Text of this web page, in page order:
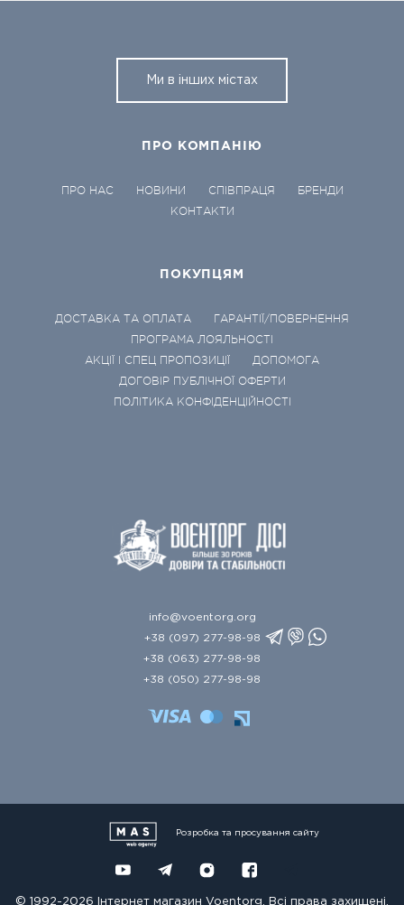
Ми в інших містах
ПРО КОМПАНІЮ
ПРО НАС НОВИНИ СПІВПРАЦЯ
БРЕНДИ
КОНТАКТИ
ПОКУПЦЯМ
ДОСТАВКА ТА ОПЛАТА
ГАРАНТІЇ/ПОВЕРНЕННЯ
ПРОГРАМА ЛОЯЛЬНОСТІ
АКЦІЇ І СПЕЦ ПРОПОЗИЦІЇ
ДОПОМОГА
ДОГОВІР ПУБЛІЧНОЇ ОФЕРТИ
ПОЛІТИКА КОНФІДЕНЦІЙНОСТІ
info@voentorg.org
+38 (097) 277-98-98
+38 (063) 277-98-98
+38 (050) 277-98-98
© 1992-2026 Інтернет магазин Voentorg. Всі права захищені.
Розробка та просування сайту